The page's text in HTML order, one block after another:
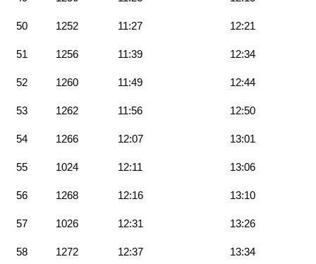
50 1252 11:27 12:21
51 1256 11:39 12:34
52 1260 11:49 12:44
53 1262 11:56 12:50
54 1266 12:07 13:01
55 1024 12:11 13:06
56 1268 12:16 13:10
57 1026 12:31 13:26
58 1272 12:37 13:34